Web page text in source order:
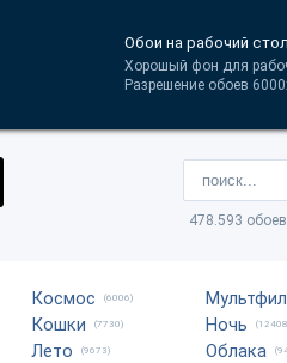
Обои на рабочий
Хорошый фон для
Разрешение обоев
478.593
Космос (6006)
Кошки (7730)
Лето (9673)
Ночь
Облака